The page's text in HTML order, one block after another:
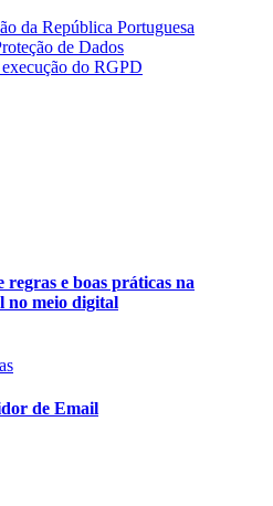
da República Portuguesa
de Dados
do RGPD
e boas práticas na
no meio digital
de Email